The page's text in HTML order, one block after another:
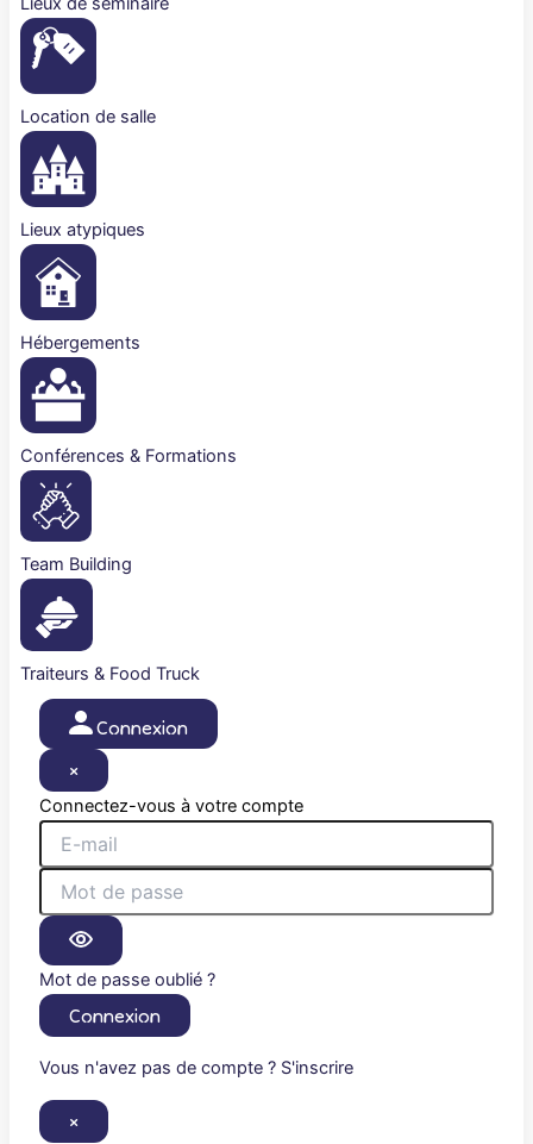
Location de salle
Lieux atypiques
Hébergements
Conférences & Formations
Team Building
Traiteurs & Food Truck
Connexion
×
Connectez-vous à votre compte
Mot de passe oublié ?
Connexion
Vous n'avez pas de compte ? S'inscrire
×